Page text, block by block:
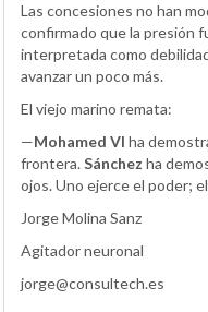
Las concesiones no han
confirmado que la presión
interpretada como
avanzar un poco más.
El viejo marino remata:
—Mohamed VI ha
frontera.Sánchez ha
ojos. Uno ejerce el poder;
Jorge Molina Sanz
Agitador neuronal
jorge@consultech.es